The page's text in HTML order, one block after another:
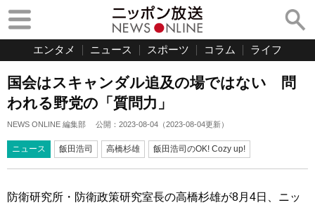
エンタメ ニュース スポーツ コラム ライフ
国会はスキャンダル追及の場ではない 問
われる野党の「質問力」
NEWS ONLINE 編集部 公開： 2023-08-04 （2023-08-04更新）
ニュース 飯田浩司 高橋杉雄 飯田浩司のOK! Cozy up!
防衛研究所・防衛政策研究室長の高橋杉雄が8月4日、ニッ